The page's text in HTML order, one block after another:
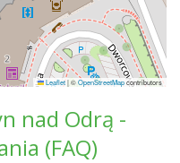
Leaflet|©OpenStreetMapcontributors
nad Odrą -
(FAQ)